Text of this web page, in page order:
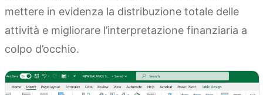
mettere in evidenza la distribuzione totale delle
attività e migliorare l’interpretazione finanziaria a
colpo d’occhio.